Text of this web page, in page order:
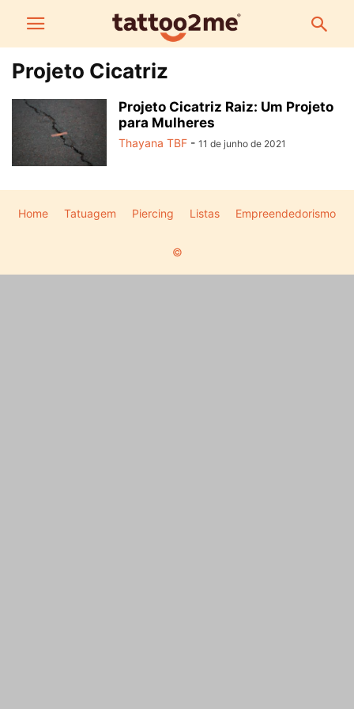
Projeto Cicatriz
Projeto Cicatriz Raiz: Um Projeto
para Mulheres
Thayana TBF - 11 de junho de 2021
Home Tatuagem Piercing Listas Empreendedorismo
©